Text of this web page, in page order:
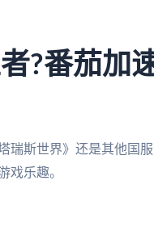
?番茄加
瑞斯世界》还是其他国
戏乐趣。